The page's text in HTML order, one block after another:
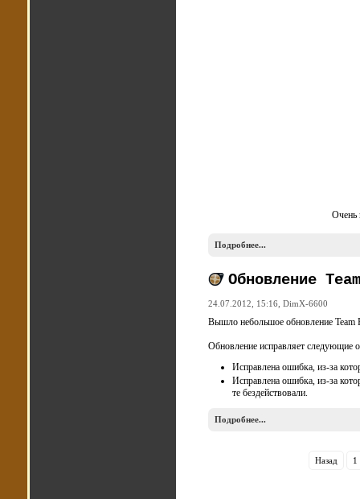
Очень
Подробнее...
Обновление
24.07.2012, 15:16, DimX-6600
Вышло небольшое обновление Team
Обновление исправляет следующие
Исправлена ошибка, из-за
Исправлена ошибка, из-за
те бездействовали.
Подробнее...
Назад 1